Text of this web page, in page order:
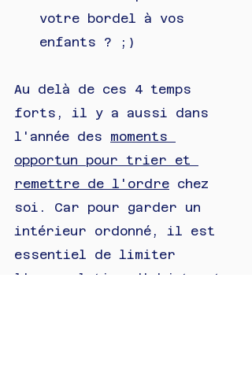
votre bordel à vos
enfants ? ;)
Au delà de ces 4 temps
forts, il y a aussi dans
l'année des moments
opportun pour trier et
remettre de l'ordre chez
soi. Car pour garder un
intérieur ordonné, il est
essentiel de limiter
l'accumulation d'objets et